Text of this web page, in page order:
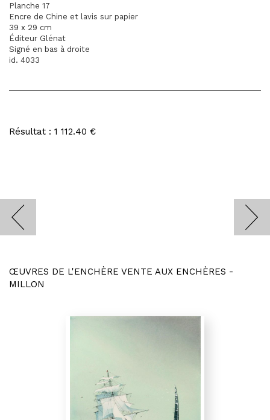
Planche 17
Encre de Chine et lavis sur papier
39 x 29 cm
Éditeur Glénat
Signé en bas à droite
id. 4033
Résultat : 1 112.40 €
ŒUVRES DE L'ENCHÈRE VENTE AUX ENCHÈRES -
MILLON